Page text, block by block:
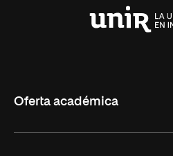
Oferta académica